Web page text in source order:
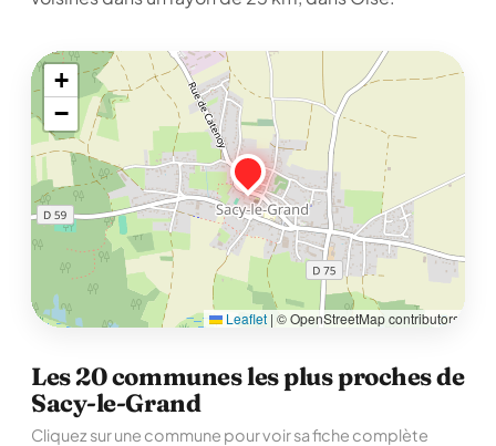
+
−
Leaflet | © OpenStreetMap contributors
Les 20 communes les plus proches de
Sacy-le-Grand
Cliquez sur une commune pour voir sa fiche complète